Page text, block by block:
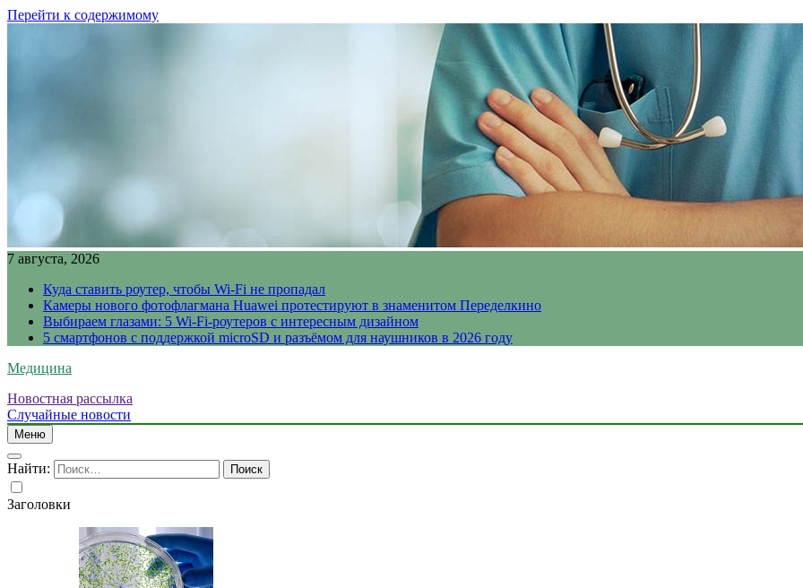
Перейти к содержимому
7 августа, 2026
Куда ставить роутер, чтобы Wi-Fi не пропадал
Камеры нового фотофлагмана Huawei протестируют в знаменитом Переделкино
Выбираем глазами: 5 Wi-Fi-роутеров с интересным дизайном
5 смартфонов с поддержкой microSD и разъёмом для наушников в 2026 году
Медицина
Новостная рассылка
Случайные новости
Меню
Найти:
Заголовки